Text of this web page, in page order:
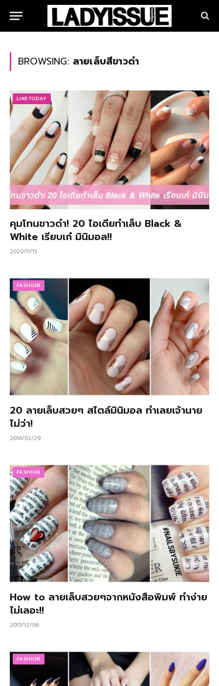
BROWSING: ลายเล็บสีขาวดำ
LINETODAY
คุมโทนขาวดำ! 20 ไอเดียทำเล็บ Black &
White เรียบเก๋ มินิมอล!!
2020/11/13
FASHION
20 ลายเล็บสวยๆ สไตล์มินิมอล ทำเลยเจ้านาย
ไม่ว่า!
2016/02/29
FASHION
How to ลายเล็บสวยๆจากหนังสือพิมพ์ ทำง่าย
ไม่เลอะ!!
2015/12/06
FASHION